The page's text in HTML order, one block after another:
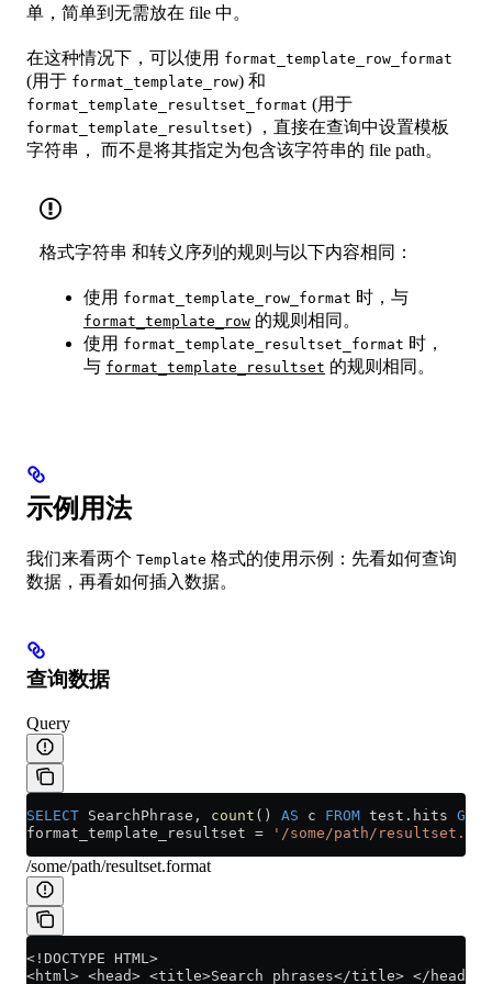
单，简单到无需放在 file 中。
在这种情况下，可以使用 format_template_row_format
(用于 format_template_row) 和
format_template_resultset_format (用于
format_template_resultset) ，直接在查询中设置模板
字符串， 而不是将其指定为包含该字符串的 file path。
格式字符串 和转义序列的规则与以下内容相同：
使用 format_template_row_format 时，与
format_template_row 的规则相同。
使用 format_template_resultset_format 时，
与 format_template_resultset 的规则相同。
示例用法
我们来看两个 Template 格式的使用示例：先看如何查询
数据，再看如何插入数据。
查询数据
Query
SELECT SearchPhrase, count () AS c FROM test . hits
format_template_resultset = '/some/path/
/some/path/resultset.format
<!DOCTYPE HTML>
<html> <head> <title>Search phrases</title> </head>